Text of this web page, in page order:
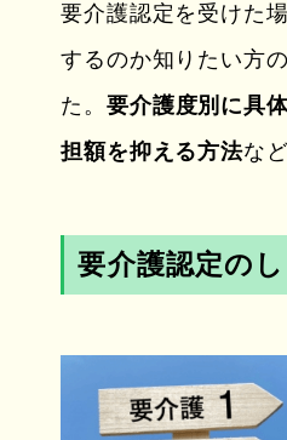
要介護認定を受けた
するのか知りたい方
た。 要介護度別に具
担額を抑える方法な
要介護認定の